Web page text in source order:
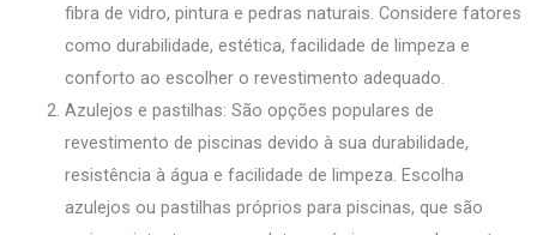
fibra de vidro, pintura e pedras naturais. Considere fatores
como durabilidade, estética, facilidade de limpeza e
conforto ao escolher o revestimento adequado.
Azulejos e pastilhas: São opções populares de
revestimento de piscinas devido à sua durabilidade,
resistência à água e facilidade de limpeza. Escolha
azulejos ou pastilhas próprios para piscinas, que são